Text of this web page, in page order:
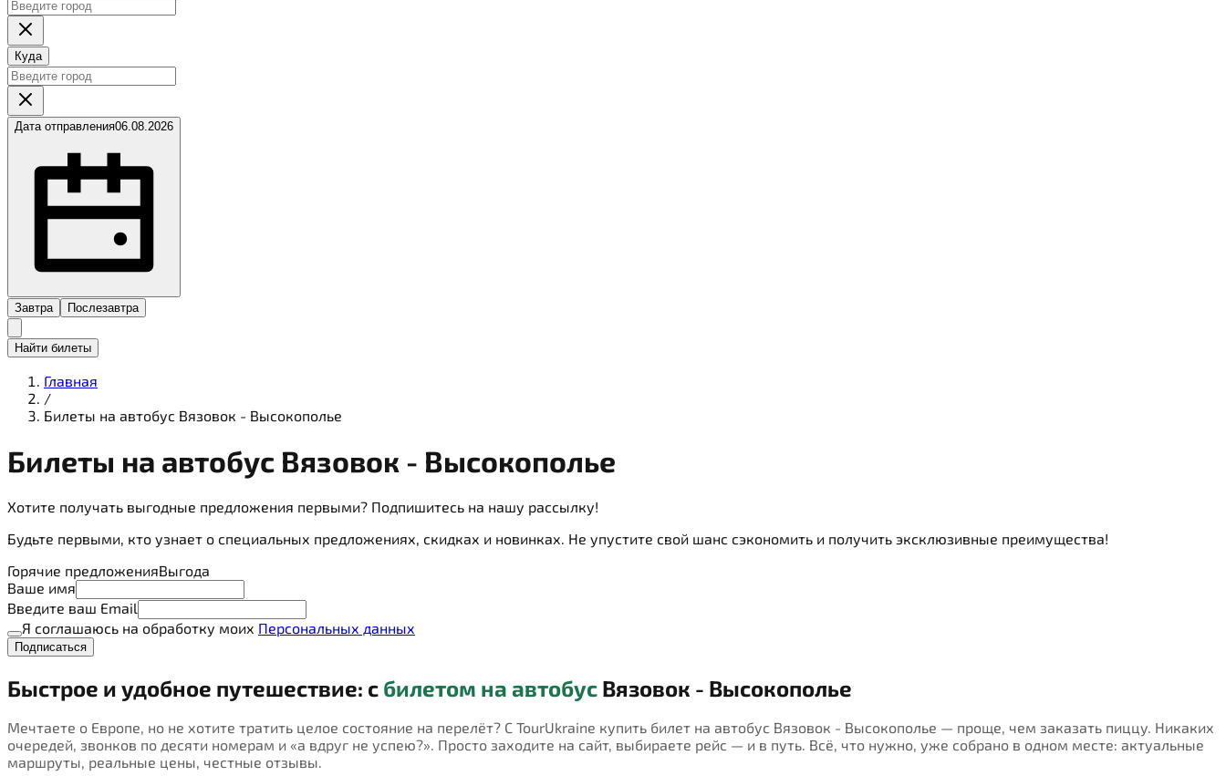
Куда
Дата отправления06.08.2026
Завтра Послезавтра
Найти билеты
Главная
/
Билеты на автобус Вязовок - Высокополье
Билеты на автобус Вязовок - Высокополье
Хотите получать выгодные предложения первыми? Подпишитесь на нашу рассылку!
Будьте первыми, кто узнает о специальных предложениях, скидках и новинках. Не упустите свой шанс сэкономить и получить эксклюзивные преимущества!
Горячие предложенияВыгода
Ваше имя
Введите ваш Email
Я соглашаюсь на обработку моих Персональных данных
Подписаться
Быстрое и удобное путешествие: с билетом на автобус Вязовок - Высокополье
Мечтаете о Европе, но не хотите тратить целое состояние на перелёт? С TourUkraine купить билет на автобус Вязовок - Высокополье — проще, чем заказать пиццу. Никаких
очередей, звонков по десяти номерам и «а вдруг не успею?». Просто заходите на сайт, выбираете рейс — и в путь. Всё, что нужно, уже собрано в одном месте: актуальные
маршруты, реальные цены, честные отзывы.